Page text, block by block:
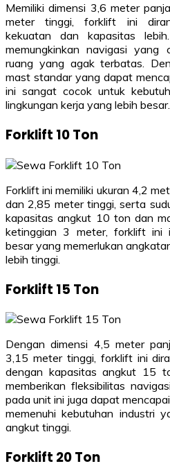
Memiliki dimensi 3,6 meter
meter tinggi, forklift ini
kekuatan dan kapasitas
memungkinkan navigasi yang
ruang yang agak terbatas.
mast standar yang dapat
ini sangat cocok untuk
lingkungan kerja yang lebih besar.
Forklift 10 Ton
Forklift ini memiliki ukuran 4,2
dan 2,85 meter tinggi, serta
kapasitas angkut 10 ton dan
ketinggian 3 meter, forklift ini
besar yang memerlukan
lebih tinggi.
Forklift 15 Ton
Dengan dimensi 4,5 meter
3,15 meter tinggi, forklift ini
dengan kapasitas angkut 15
memberikan fleksibilitas
pada unit ini juga dapat
memenuhi kebutuhan industri
angkut tinggi.
Forklift 20 Ton